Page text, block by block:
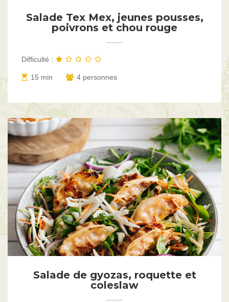
Salade Tex Mex, jeunes pousses,
poivrons et chou rouge
Difficulté :
15 min 4 personnes
Salade de gyozas, roquette et
coleslaw